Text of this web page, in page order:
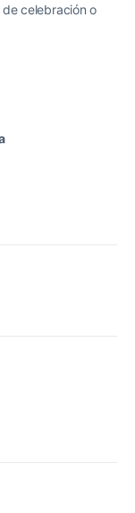
celebración o